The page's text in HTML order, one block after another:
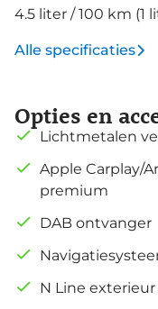
4.5 liter / 100 km (1
Alle specificaties
Opties en
Lichtmetalen
Apple Carplay/
premium
DAB ontvanger
N Line exterieur